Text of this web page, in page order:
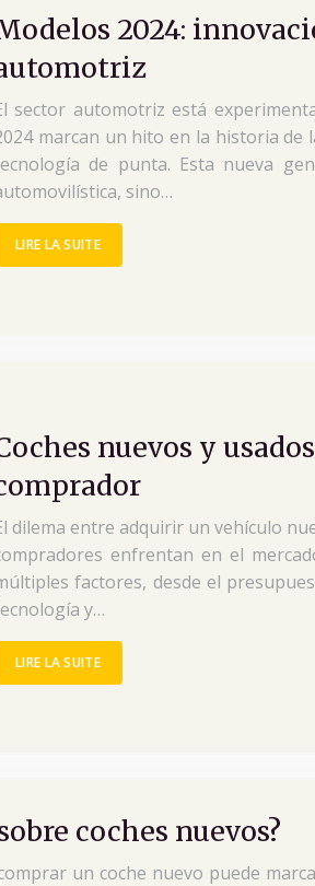
2024:
sector automotriz está
marcan un hito en la historia
de punta. Esta nueva
sino…
LIRE LA SUITE
nuevos y
dilema entre adquirir un vehículo
enfrentan en el
factores, desde el
y…
LIRE LA SUITE
coches nuevos?
un coche nuevo puede